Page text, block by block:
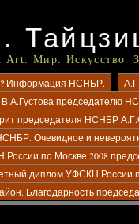
Art. Мир. Искусство.
Информация НСНБР.
В.А.Густова председателю
председателя НСНБР
Очевидное и
по Москве 2008
диплом УФСКН России
Благодарность